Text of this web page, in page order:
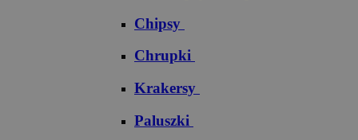
Chipsy
Chrupki
Krakersy
Paluszki